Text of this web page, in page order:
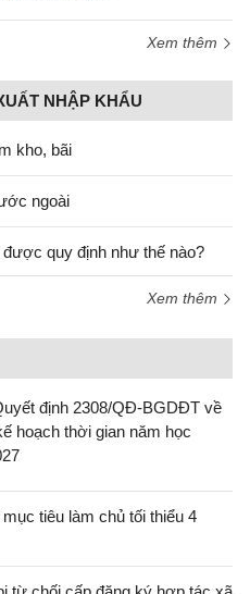
Xem thêm
NHẬP KHẨU
kho, bãi
ngoài
quy định như thế nào?
Xem thêm
định 2308/QĐ-BGDĐT về
hoạch thời gian năm học
tiêu làm chủ tối thiểu 4